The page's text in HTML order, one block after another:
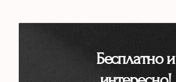
Бесплатнои